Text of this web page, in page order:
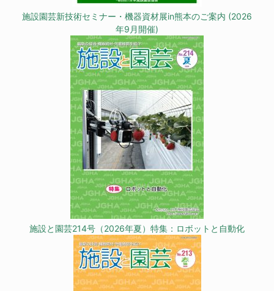
施設園芸新技術セミナー・機器資材展in熊本のご案内 (2026
年9月開催)
施設と園芸214号（2026年夏）特集：ロボットと自動化